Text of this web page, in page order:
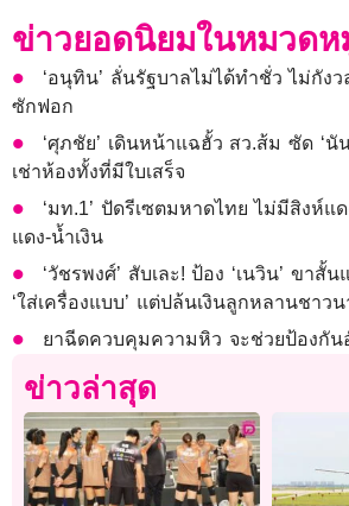
ข่าวยอดนิยมในหมวดห
‘อนุทิน’ ลั่นรัฐบาลไม่ได้ทำชั่ว ไม่กังว
ซักฟอก
‘ศุภชัย’ เดินหน้าแฉฮั้ว สว.ส้ม ซัด ‘นั
เช่าห้องทั้งที่มีใบเสร็จ
‘มท.1’ ปัดรีเซตมหาดไทย ไม่มีสิงห์แ
แดง-น้ำเงิน
‘วัชรพงศ์’ สับเละ! ป้อง ‘เนวิน’ ขาสั้
‘ใส่เครื่องแบบ’ แต่ปล้นเงินลูกหลานชาวน
ยาฉีดควบคุมความหิว จะช่วยป้องกัน
ข่าวล่าสุด